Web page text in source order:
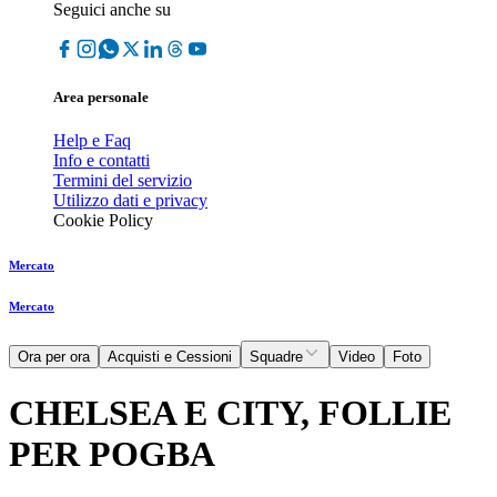
Seguici anche su
Area personale
Help e Faq
Info e contatti
Termini del servizio
Utilizzo dati e privacy
Cookie Policy
Mercato
Mercato
Ora per ora Acquisti e Cessioni Squadre Video Foto
CHELSEA E CITY, FOLLIE
PER POGBA